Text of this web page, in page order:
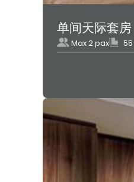
单间天际套房
Max 2 pax 55